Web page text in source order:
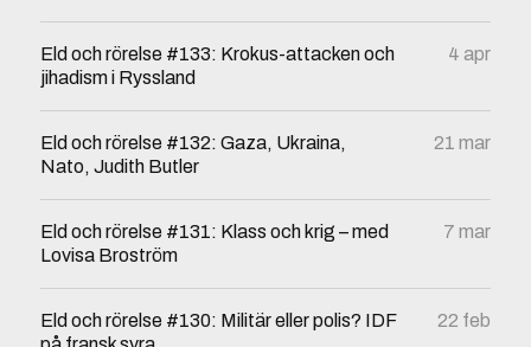
Eld och rörelse #133: Krokus-attacken och
jihadism i Ryssland
4 apr
Eld och rörelse #132: Gaza, Ukraina,
Nato, Judith Butler
21 mar
Eld och rörelse #131: Klass och krig – med
Lovisa Broström
7 mar
Eld och rörelse #130: Militär eller polis? IDF
22 feb